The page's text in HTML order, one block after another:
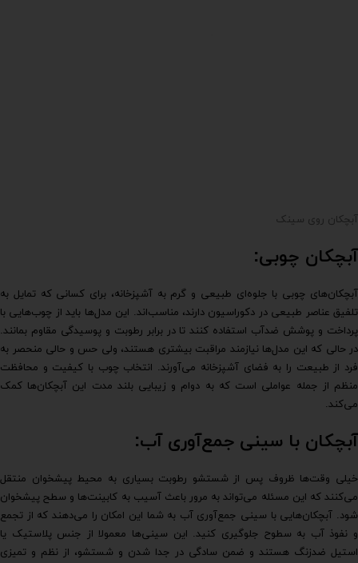
آبچکان روی سینک
آبچکان چوبی:
آبچکان‌های چوبی با جلوه‌ای طبیعی و گرم به آشپزخانه، برای کسانی که تمایل به
تلفیق عناصر طبیعی در دکوراسیون دارند، مناسب‌اند. این مدل‌ها باید از چوب‌هایی با
پرداخت و پوشش ضدآب استفاده کنند تا در برابر رطوبت و پوسیدگی مقاوم بمانند.
در حالی که این مدل‌ها نیازمند مراقبت بیشتری هستند، ولی حس و حالی منحصر به
فرد از طبیعت را به فضای آشپزخانه می‌آورند. انتخاب چوب با کیفیت و محافظت
منظم از جمله عواملی است که به دوام و زیبایی بلند مدت این آبچکان‌ها کمک
می‌کند.
آبچکان با سینی جمع‌آوری آب:
خیلی وقت‌ها ظروف پس از شستشو رطوبت بسیاری به محیط پیشخوان منتقل
می‌کنند که این مسئله می‌تواند به مرور باعث آسیب به کابینت‌ها و سطح پیشخوان
شود. آبچکان‌هایی با سینی جمع‌آوری آب به شما این امکان را می‌دهند که از تجمع
و نفوذ آب به سطوح جلوگیری کنید. این سینی‌ها معمولا از جنس پلاستیک یا
استیل ضدزنگ هستند و ضمن سادگی در جدا شدن و شستشو، از نظم و تمیزی